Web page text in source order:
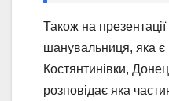
Також на
шанувальниця, яка є
Костянтинівки,
розповідає яка